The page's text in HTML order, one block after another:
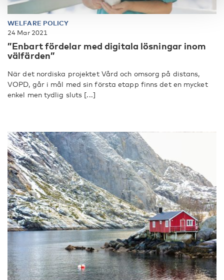
WELFARE POLICY
24 Mar 2021
”Enbart fördelar med digitala lösningar inom
välfärden”
När det nordiska projektet Vård och omsorg på distans,
VOPD, går i mål med sin första etapp finns det en mycket
enkel men tydlig sluts [...]